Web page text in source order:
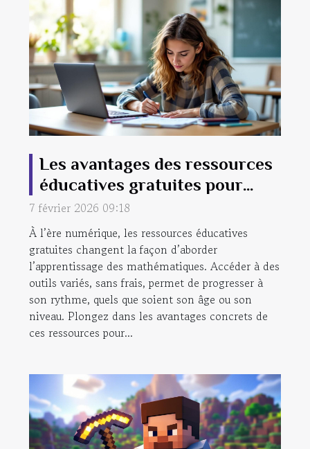
Les avantages des ressources
éducatives gratuites pour
maîtriser les mathématiques
7 février 2026 09:18
À l’ère numérique, les ressources éducatives
gratuites changent la façon d’aborder
l’apprentissage des mathématiques. Accéder à des
outils variés, sans frais, permet de progresser à
son rythme, quels que soient son âge ou son
niveau. Plongez dans les avantages concrets de
ces ressources pour...